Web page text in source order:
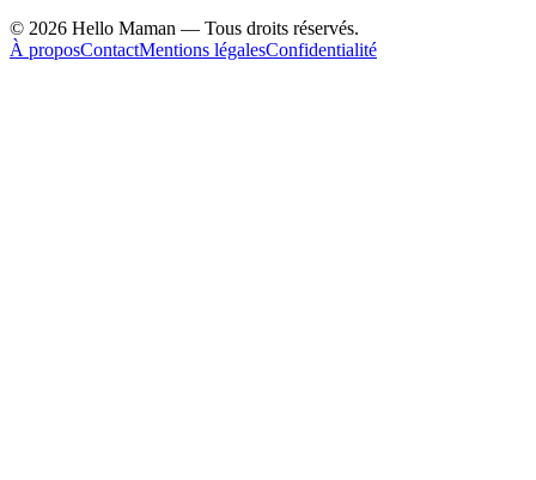
© 2026 Hello Maman — Tous droits réservés.
À proposContactMentions légalesConfidentialité